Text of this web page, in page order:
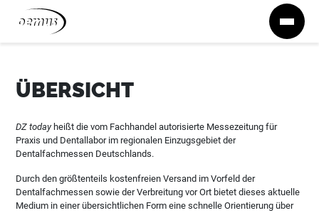
Zum Inhalt springen
ÜBERSICHT
DZ todayheißt die vom Fachhandel autorisierte Messezeitung für
Praxis und Dentallabor im regionalen Einzugsgebiet der
Dentalfachmessen Deutschlands.
Durch den größtenteils kostenfreien Versand im Vorfeld der
Dentalfachmessen sowie der Verbreitung vor Ort bietet dieses aktuelle
Medium in einer übersichtlichen Form eine schnelle Orientierung über